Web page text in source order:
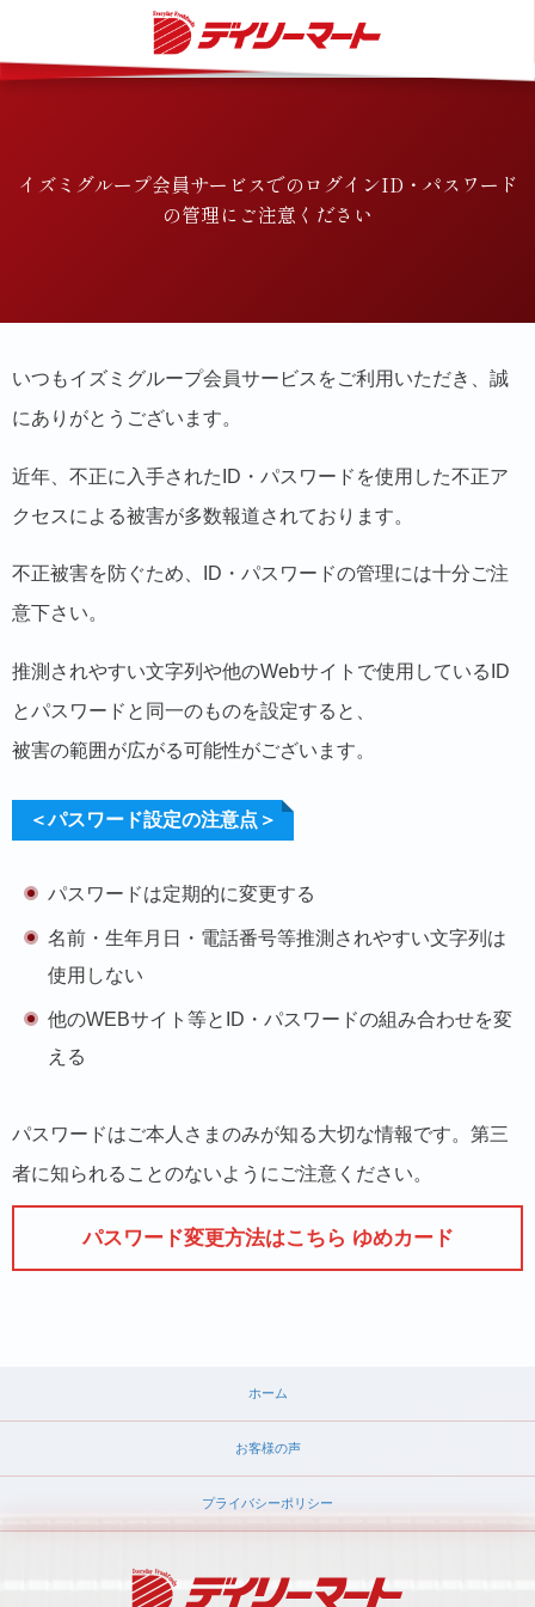
イズミグループ会員サービスでのログインID・パスワード
の管理にご注意ください
いつもイズミグループ会員サービスをご利用いただき、誠
にありがとうございます。
近年、不正に入手されたID・パスワードを使用した不正ア
クセスによる被害が多数報道されております。
不正被害を防ぐため、ID・パスワードの管理には十分ご注
意下さい。
推測されやすい文字列や他のWebサイトで使用しているID
とパスワードと同一のものを設定すると、
被害の範囲が広がる可能性がございます。
＜パスワード設定の注意点＞
パスワードは定期的に変更する
名前・生年月日・電話番号等推測されやすい文字列は
使用しない
他のWEBサイト等とID・パスワードの組み合わせを変
える
パスワードはご本人さまのみが知る大切な情報です。第三
者に知られることのないようにご注意ください。
パスワード変更方法はこちら ゆめカード
ホーム
お客様の声
プライバシーポリシー